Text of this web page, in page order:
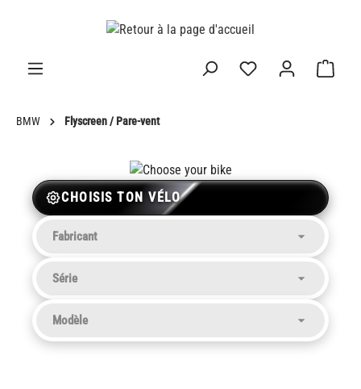
BMW Flyscreen / Pare-vent
CHOISIS TON VÉLO